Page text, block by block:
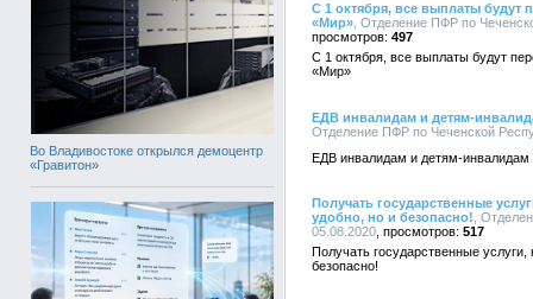
Во Владивостоке открылся демоцентр
«Гравитон»
С 1 октября, все выплаты будут
«Мир» , Отделение ПФР по
497
С 1 октября, все выплаты будут
«Мир»
ЕДВ инвалидам и детям-
Отделение ПФР по Чеченской
ЕДВ инвалидам и детям-инвалидам
Получать государственные
удобно, но и безопасно! ,
05.08.2020
517
Получать государственные
безопасно!